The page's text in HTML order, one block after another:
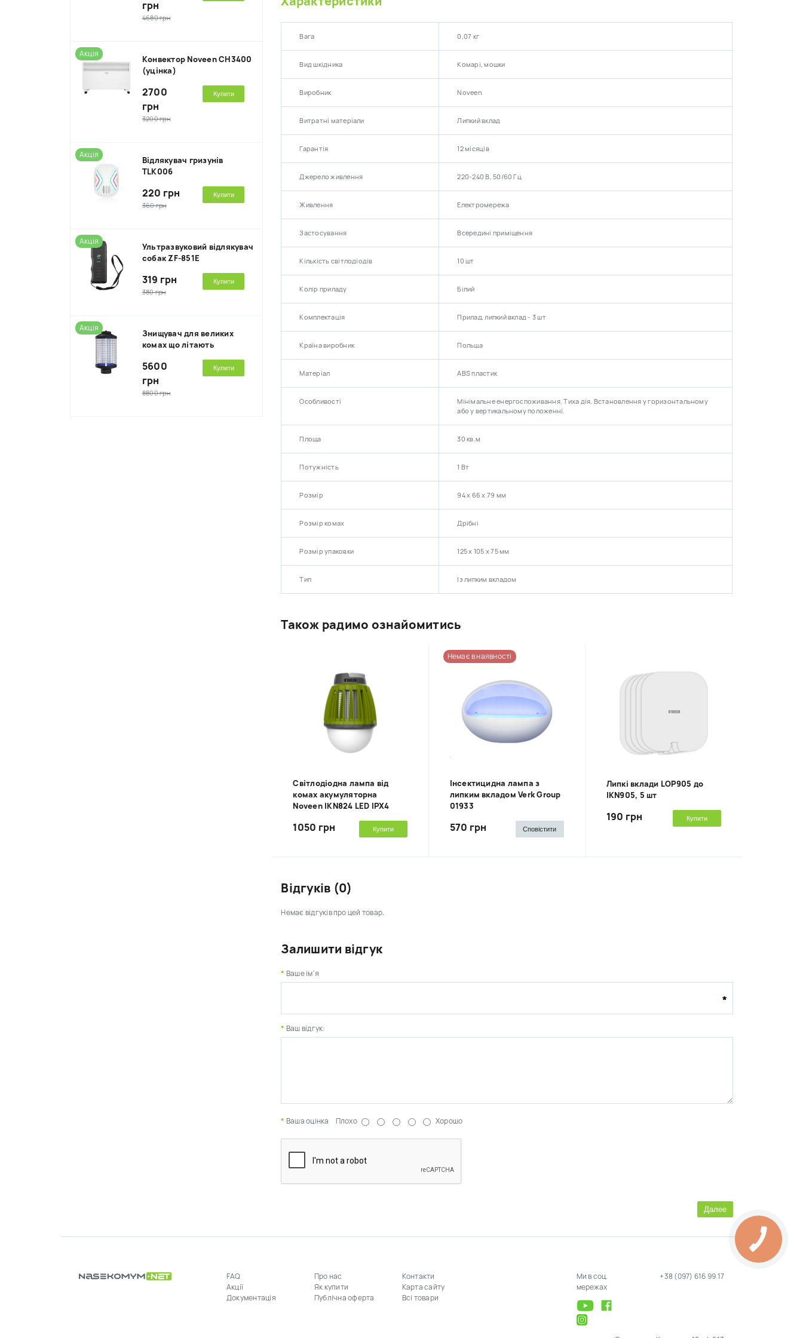
грн
4680 грн
Акція
Kонвектор Noveen CH3400
(уцінка)
2700
грн
3200 грн
Купити
Акція
Відлякувач гризунів
TLK006
220 грн
360 грн
Купити
Акція
Ультразвуковий відлякувач
собак ZF-851E
319 грн
380 грн
Купити
Акція
Знищувач для великих
комах що літають
5600
грн
8800 грн
Купити
Вага 0,07 кг
Вид шкідника Комарі, мошки
Виробник Noveen
Витратні матеріали Липкий вклад
Гарантія 12 місяців
Джерело живлення 220-240 В, 50/60 Гц
Живлення Електромережа
Застосування Всередині приміщення
Кількість світлодіодів 10 шт
Колір приладу Білий
Комплектація Прилад, липкий вклад - 3 шт
Країна виробник Польща
Матеріал ABS пластик
Особливості
Мінімальне енергоспоживання. Тиха дія. Встановлення у горизонтальному
або у вертикальному положенні.
Площа 30 кв.м
Потужність 1 Вт
Розмір 94 х 66 х 79 мм
Розмір комах Дрібні
Розмір упаковки 125 х 105 х 75 мм
Тип Із липким вкладом
Також радимо ознайомитись
Світлодіодна лампа від
комах акумуляторна
Noveen IKN824 LED IPХ4
1050 грн Купити
Немає в наявності
Інсектицидна лампа з
липким вкладом Verk Group
01933
570 грн Сповістити
Липкі вклади LOP905 до
IKN905, 5 шт
190 грн Купити
Відгуків (0)
Немає відгуків про цей товар.
Залишити відгук
Ваше ім'я
Ваш відгук:
Ваша оцінка Плохо Хорошо
Далее
Ми в соц.
мережах
FAQ
Акції
Документація
Про нас
Як купити
Публічна оферта
Контакти
Карта сайту
Всі товари
+38 (097) 616 99 17